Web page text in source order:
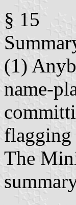
§ 15
(1)
name-
flagging
The